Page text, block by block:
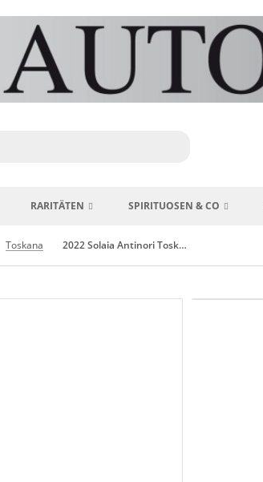
RARITÄTEN SPIRITUOSEN & CO
Toskana 2022 Solaia Antinori Toskana Italien